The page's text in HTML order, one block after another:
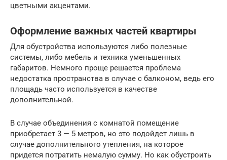
цветными акцентами.
Оформление важных частей квартиры
Для обустройства используются либо полезные
системы, либо мебель и техника уменьшенных
габаритов. Немного проще решается проблема
недостатка пространства в случае с балконом, ведь его
площадь часто используется в качестве
дополнительной.
В случае объединения с комнатой помещение
приобретает 3 — 5 метров, но это подойдет лишь в
случае дополнительного утепления, на которое
придется потратить немалую сумму. Но как обустроить